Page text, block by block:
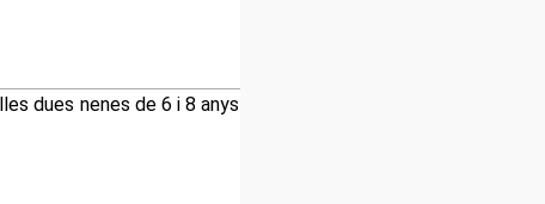
dues nenes de 6 i 8 anys